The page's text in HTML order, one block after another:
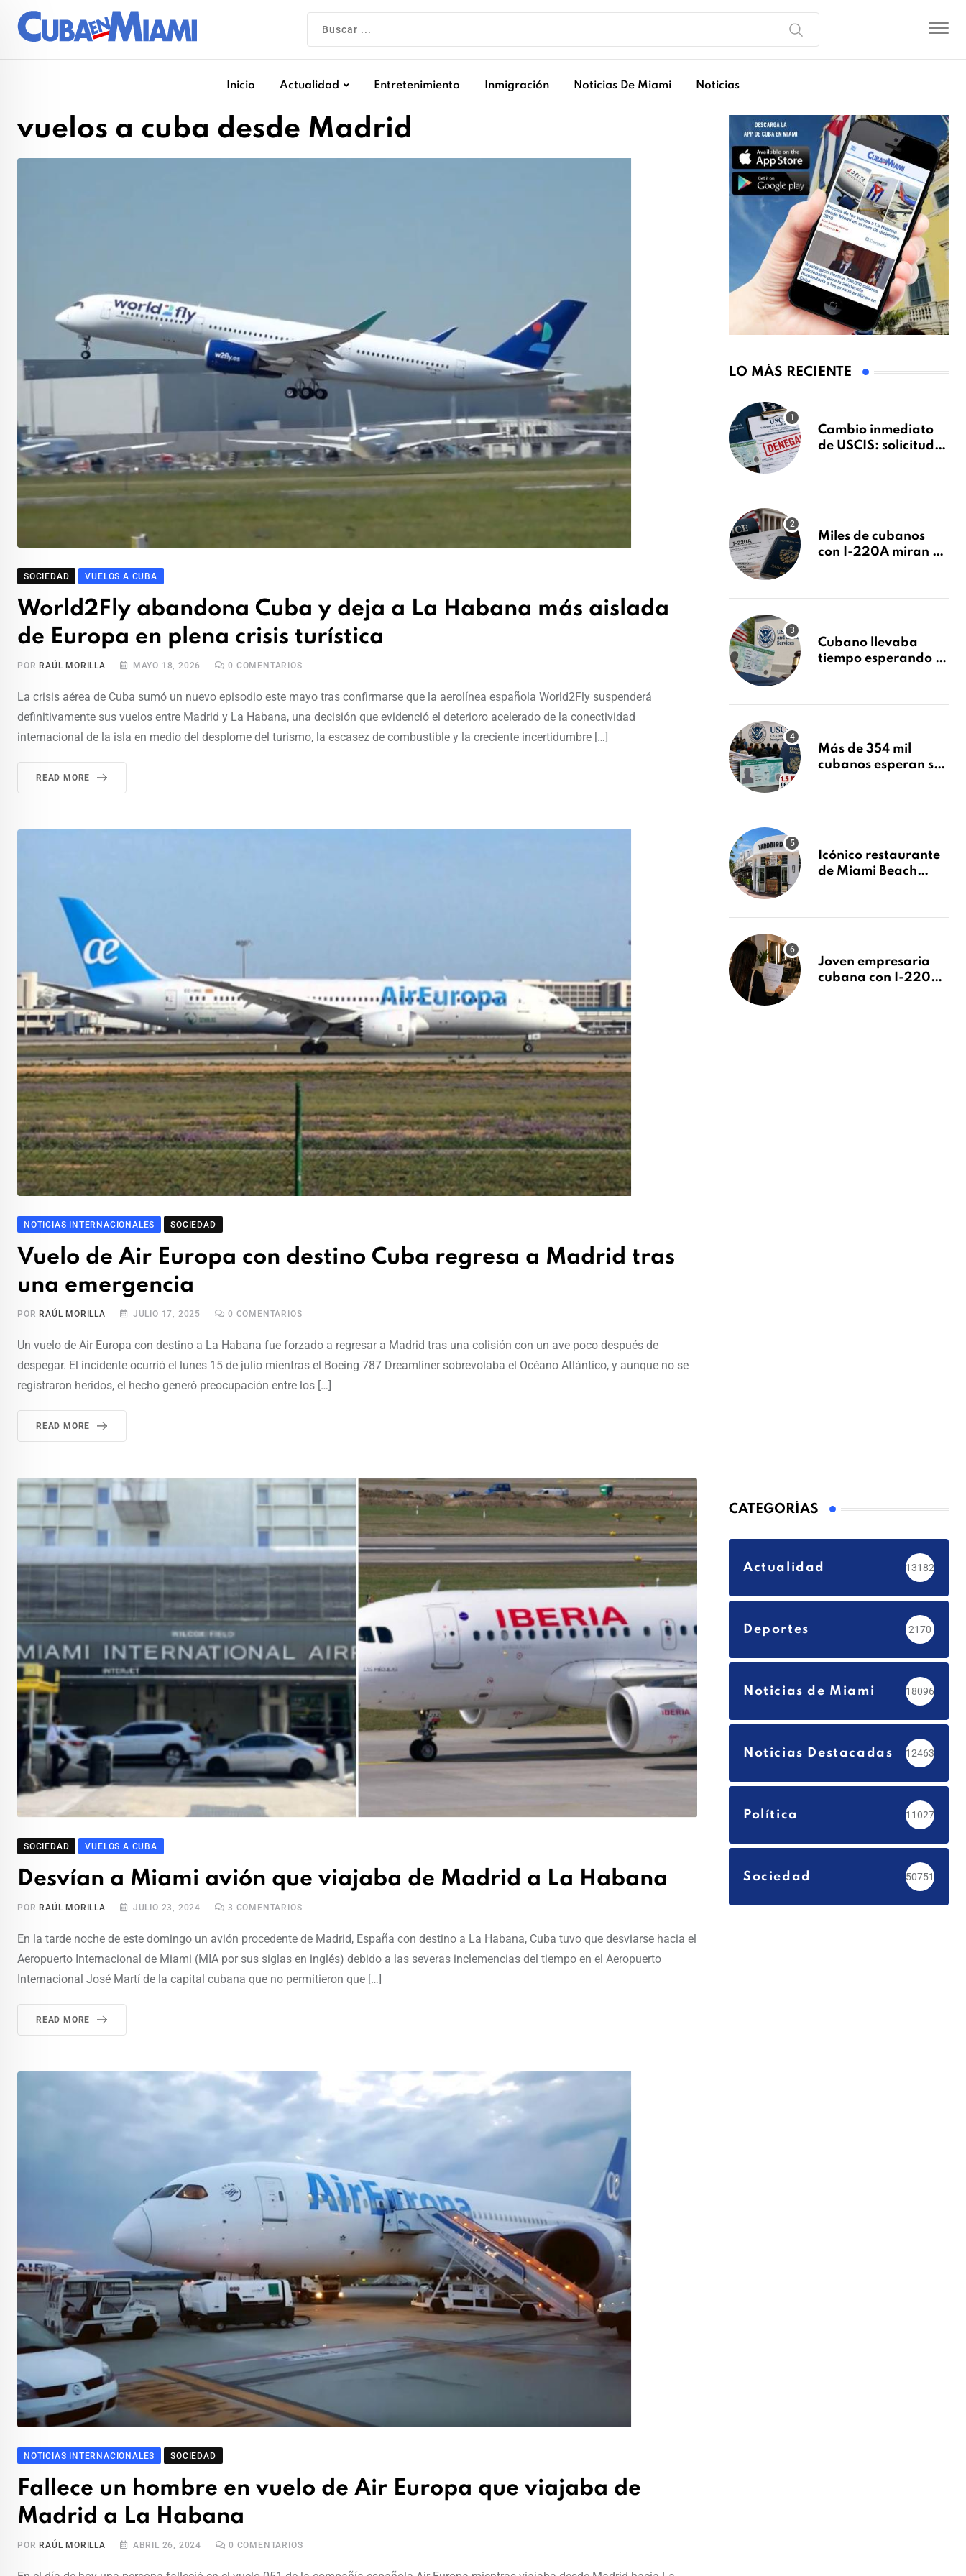
Inicio Actualidad Entretenimiento Inmigración Noticias De Miami Noticias
vuelos a cuba desde Madrid
SOCIEDAD VUELOS A CUBA
World2Fly abandona Cuba y deja a La Habana más aislada
de Europa en plena crisis turística
POR RAÚL MORILLA MAYO 18, 2026 0 COMENTARIOS
La crisis aérea de Cuba sumó un nuevo episodio este mayo tras confirmarse que la aerolínea española World2Fly suspenderá
definitivamente sus vuelos entre Madrid y La Habana, una decisión que evidenció el deterioro acelerado de la conectividad
internacional de la isla en medio del desplome del turismo, la escasez de combustible y la creciente incertidumbre […]
READ MORE
NOTICIAS INTERNACIONALES SOCIEDAD
Vuelo de Air Europa con destino Cuba regresa a Madrid tras
una emergencia
POR RAÚL MORILLA JULIO 17, 2025 0 COMENTARIOS
Un vuelo de Air Europa con destino a La Habana fue forzado a regresar a Madrid tras una colisión con un ave poco después de
despegar. El incidente ocurrió el lunes 15 de julio mientras el Boeing 787 Dreamliner sobrevolaba el Océano Atlántico, y aunque no se
registraron heridos, el hecho generó preocupación entre los […]
READ MORE
SOCIEDAD VUELOS A CUBA
Desvían a Miami avión que viajaba de Madrid a La Habana
POR RAÚL MORILLA JULIO 23, 2024 3 COMENTARIOS
En la tarde noche de este domingo un avión procedente de Madrid, España con destino a La Habana, Cuba tuvo que desviarse hacia el
Aeropuerto Internacional de Miami (MIA por sus siglas en inglés) debido a las severas inclemencias del tiempo en el Aeropuerto
Internacional José Martí de la capital cubana que no permitieron que […]
READ MORE
NOTICIAS INTERNACIONALES SOCIEDAD
Fallece un hombre en vuelo de Air Europa que viajaba de
Madrid a La Habana
POR RAÚL MORILLA ABRIL 26, 2024 0 COMENTARIOS
LO MÁS RECIENTE
Cambio inmediato
de USCIS: solicitudes
sin previo aviso
Miles de cubanos
con I-220A miran al
decidirse en una
Cubano llevaba
tiempo esperando su
tras Writ of
Más de 354 mil
cubanos esperan su
millones de
Icónico restaurante
de Miami Beach
después de 15 años
Joven empresaria
cubana con I-220A
CATEGORÍAS
Actualidad 13182
Deportes 2170
Noticias de Miami 18096
Noticias Destacadas 12463
Política 11027
Sociedad 50751